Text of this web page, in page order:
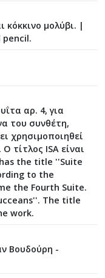
Sc-035-209-Jacob
003-Sc-035-210-
003-Sc-035-211-
Sc-036-213-Στην
003-Sc-036-216-Twelve
003-Sc-036-217-
003-Sc-037-218-
Sc-038-219-
003-Sc-038-220-Der
003-Sc-038-221-
003-Sc-038-222-Actas
003-Sc-039-223-Της
Sc-039-224-Ταξίδι
Sc-039-225-
003-Sc-039-226-[Για
μολύβι. |
pencil.
αρ. 4, για
του συνθέτη,
χρησιμοποιηθεί
τίτλος ISA είναι
the title ''Suite
to the
the Fourth Suite.
The title
work.
Βουδούρη -